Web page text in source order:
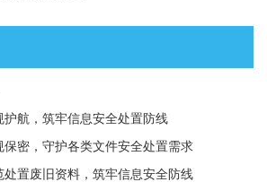
航，筑牢信息安全处置防线
密，守护各类文件安全处置需求
处置废旧资料，筑牢信息安全防线